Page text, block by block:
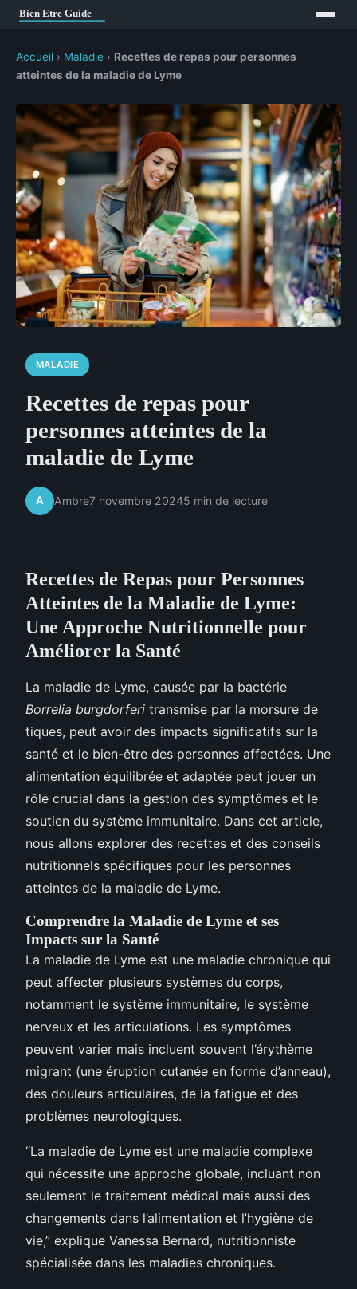
Accueil › Maladie › Recettes de repas pour personnes
atteintes de la maladie de Lyme
MALADIE
Recettes de repas pour
personnes atteintes de la
maladie de Lyme
A Ambre7 novembre 20245 min de lecture
Recettes de Repas pour Personnes
Atteintes de la Maladie de Lyme:
Une Approche Nutritionnelle pour
Améliorer la Santé
La maladie de Lyme, causée par la bactérie
Borrelia burgdorferi transmise par la morsure de
tiques, peut avoir des impacts significatifs sur la
santé et le bien-être des personnes affectées. Une
alimentation équilibrée et adaptée peut jouer un
rôle crucial dans la gestion des symptômes et le
soutien du système immunitaire. Dans cet article,
nous allons explorer des recettes et des conseils
nutritionnels spécifiques pour les personnes
atteintes de la maladie de Lyme.
Comprendre la Maladie de Lyme et ses
Impacts sur la Santé
La maladie de Lyme est une maladie chronique qui
peut affecter plusieurs systèmes du corps,
notamment le système immunitaire, le système
nerveux et les articulations. Les symptômes
peuvent varier mais incluent souvent l’érythème
migrant (une éruption cutanée en forme d’anneau),
des douleurs articulaires, de la fatigue et des
problèmes neurologiques.
“La maladie de Lyme est une maladie complexe
qui nécessite une approche globale, incluant non
seulement le traitement médical mais aussi des
changements dans l’alimentation et l’hygiène de
vie,” explique Vanessa Bernard, nutritionniste
spécialisée dans les maladies chroniques.